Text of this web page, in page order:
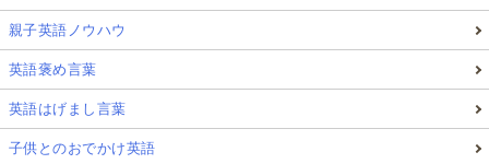
親子英語ノウハウ
英語褒め言葉
英語はげまし言葉
子供とのおでかけ英語